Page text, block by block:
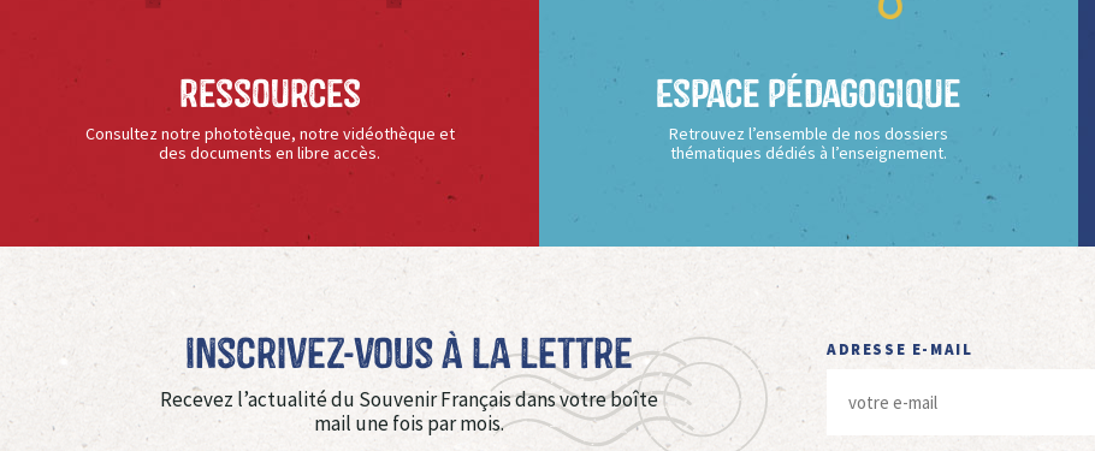
Ressources
Consultez notre phototèque, notre vidéothèque et
des documents en libre accès.
Espace Pédagogique
Retrouvez l’ensemble de nos dossiers
thématiques dédiés à l’enseignement.
Inscrivez-vous à La Lettre
Recevez l’actualité du Souvenir Français dans votre boîte
mail une fois par mois.
ADRESSE E-MAIL